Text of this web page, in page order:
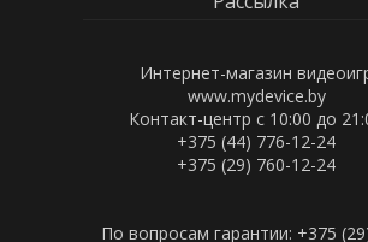
Интернет-магазин
www.mydevice.by
Контакт-центр с 10:00 до
+375 (44) 776-12-24
+375 (29) 760-12-24
По вопросам гарантии: +375